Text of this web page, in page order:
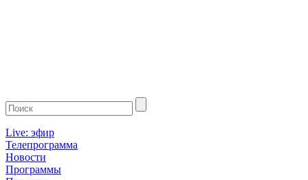
Live: эфир
Телепрограмма
Новости
Программы